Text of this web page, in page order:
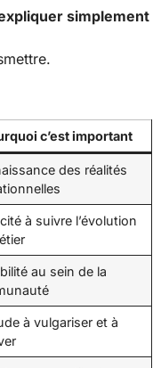
simplement
c’est important
des réalités
à suivre l’évolution
au sein de la
à vulgariser et à